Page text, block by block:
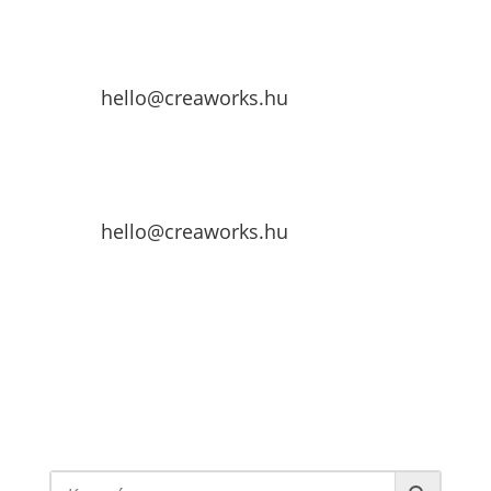
hello@creaworks.hu
hello@creaworks.hu